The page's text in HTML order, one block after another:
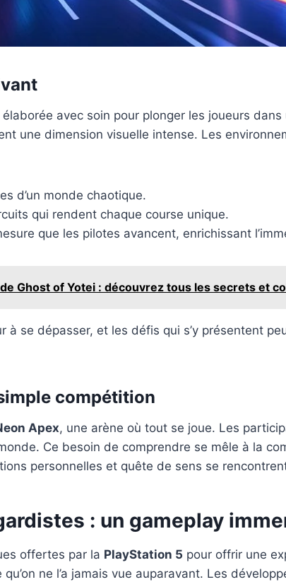
avec soin pour plonger les joueurs
une dimension visuelle intense. Les
d’un monde chaotique.
qui rendent chaque course unique.
que les pilotes avancent, enrichissant
Ghost of Yotei : découvrez tous les secrets et
à se dépasser, et les défis qui s’y présentent
compétition
Apex, une arène où tout se joue. Les
Ce besoin de comprendre se mêle à la
personnelles et quête de sens se
: un gameplay
offertes par la PlayStation 5 pour offrir une
ne l’a jamais vue auparavant. Les